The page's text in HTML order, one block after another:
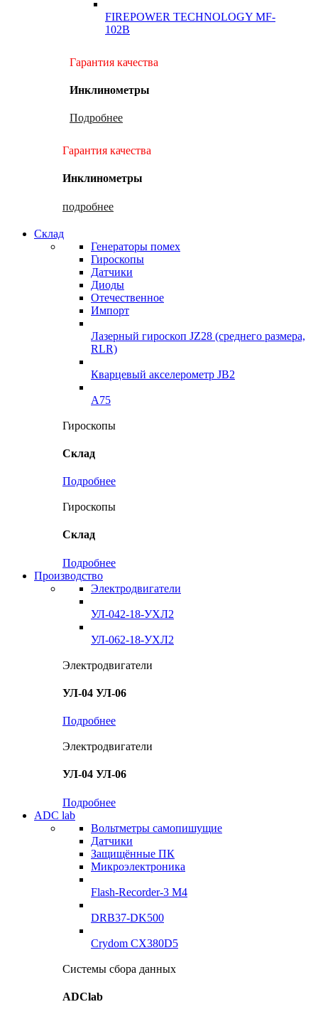
FIREPOWER TECHNOLOGY MF-
102B
Гарантия качества
Инклинометры
Подробнее
Гарантия качества
Инклинометры
подробнее
Склад
Генераторы помех
Гироскопы
Датчики
Диоды
Отечественное
Импорт
Лазерный гироскоп JZ28 (среднего размера,
RLR)
Кварцевый акселерометр JB2
A75
Гироскопы
Склад
Подробнее
Гироскопы
Склад
Подробнее
Производство
Электродвигатели
УЛ-042-18-УХЛ2
УЛ-062-18-УХЛ2
Электродвигатели
УЛ-04 УЛ-06
Подробнее
Электродвигатели
УЛ-04 УЛ-06
Подробнее
ADC lab
Вольтметры самопишущие
Датчики
Защищённые ПК
Микроэлектроника
Flash-Recorder-3 М4
DRB37-DK500
Crydom CX380D5
Системы сбора данных
ADClab